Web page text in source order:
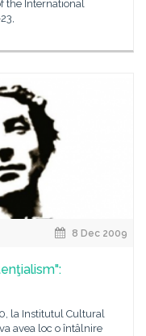
the International
8 Dec 2009
la Institutul Cultural
avea loc o întâlnire